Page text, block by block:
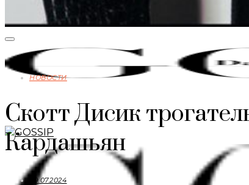
НОВОСТИ
Скотт Дисик
Кардашьян
09.07.2024